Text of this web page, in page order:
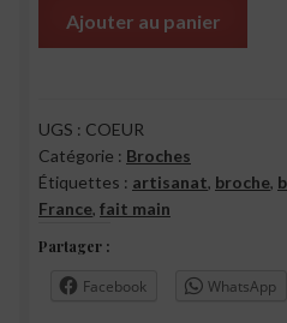
Ajouter au panier
UGS : COEUR
Catégorie : Broches
Étiquettes : artisanat, broche,
France, fait main
Partager :
Facebook WhatsApp